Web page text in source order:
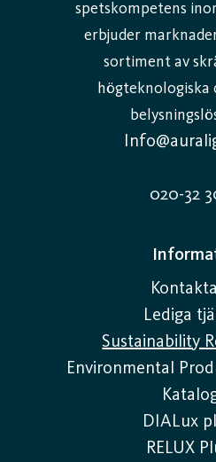
spetskompetens
erbjuder
sortiment av
högteknologiska
020-32
Lediga
Sustainability
Environmental
DIALux
RELUX